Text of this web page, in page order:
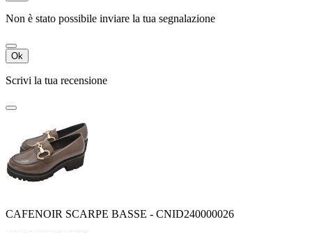
Non è stato possibile inviare la tua segnalazione
Ok
Scrivi la tua recensione
CAFENOIR SCARPE BASSE - CNID240000026